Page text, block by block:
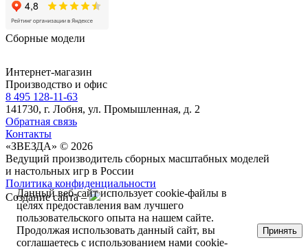
Сборные модели
Интернет-магазин
Производство и офис
8 495 128-11-63
141730, г. Лобня, ул. Промышленная, д. 2
Обратная связь
Контакты
«ЗВЕЗДА» © 2026
Ведущий производитель сборных масштабных моделей
и настольных игр в России
Политика конфиденциальности
Создание сайта –
Данный веб-сайт использует cookie-файлы в
целях предоставления вам лучшего
пользовательского опыта на нашем сайте.
Продолжая использовать данный сайт, вы
соглашаетесь с использованием нами cookie-
Принять